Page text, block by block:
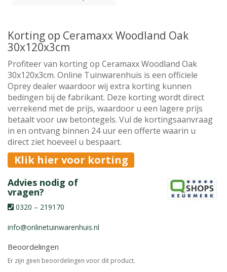
Korting op Ceramaxx Woodland Oak
30x120x3cm
Profiteer van korting op Ceramaxx Woodland Oak
30x120x3cm. Online Tuinwarenhuis is een officiele
Oprey dealer waardoor wij extra korting kunnen
bedingen bij de fabrikant. Deze korting wordt direct
verrekend met de prijs, waardoor u een lagere prijs
betaalt voor uw betontegels. Vul de kortingsaanvraag
in en ontvang binnen 24 uur een offerte waarin u
direct ziet hoeveel u bespaart.
Klik hier voor korting
Advies nodig of
vragen?
0320 – 219170
info@onlinetuinwarenhuis.nl
Beoordelingen
Er zijn geen beoordelingen voor dit product.